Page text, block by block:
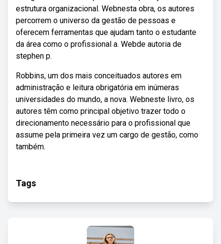
estrutura organizacional. Webnesta obra, os autores
percorrem o universo da gestão de pessoas e
oferecem ferramentas que ajudam tanto o estudante
da área como o profissional a. Webde autoria de
stephen p.
Robbins, um dos mais conceituados autores em
administração e leitura obrigatória em inúmeras
universidades do mundo, a nova. Webneste livro, os
autores têm como principal objetivo trazer todo o
direcionamento necessário para o profissional que
assume pela primeira vez um cargo de gestão, como
também.
Tags